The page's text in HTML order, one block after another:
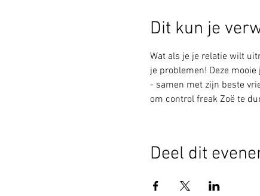
Dit kun je
Wat als je je relatie wilt
je problemen! Deze
- samen met zijn beste
om control freak Zoë te
Deel dit